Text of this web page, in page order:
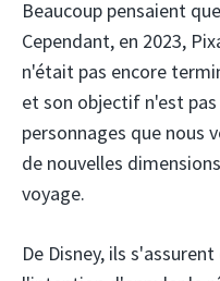
Beaucoup pensaient
Cependant, en 2023,
n'était pas encore
et son objectif n'est
personnages que nous
de nouvelles
voyage.
De Disney, ils